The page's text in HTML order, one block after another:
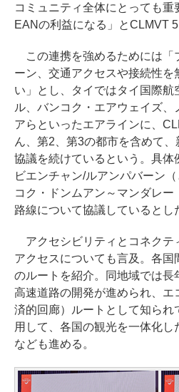
コミュニティ全体にとっても
EANの利益になる」とCLMVT
この連携を強めるためには「
ーン、交通アクセスや接続性を
い」とし、タイではタイ国際航
ル、バンコク・エアウェイズ
アらといったエアラインに、
ん、第2、第3の都市を含めて
協議を続けているという。具体
ビエンチャン/ルアンパバーン
コク・ドンムアン～マンダレー
路線について協議しているとし
アクセシビリティとコネクテ
アクセスについても言及。各国
のルートを紹介。同地域では長
高速道路の開発が進められ、エ
済的回廊）ルートとして知られ
用して、各国の観光を一体化
なども進める。